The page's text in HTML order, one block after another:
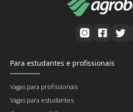
Para estudantes e profissionais
Vagas para profissionais
Vagas para estudantes